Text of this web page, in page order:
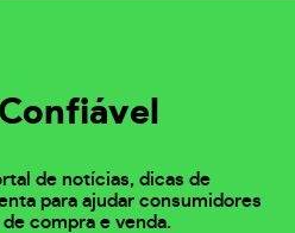
de notícias, dicas de
para ajudar consumidores
compra e venda.